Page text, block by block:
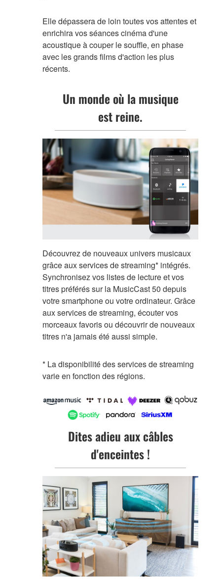
Elle dépassera de loin toutes vos attentes et
enrichira vos séances cinéma d'une
acoustique à couper le souffle, en phase
avec les grands films d'action les plus
récents.
Un monde où la musique
est reine.
Découvrez de nouveaux univers musicaux
grâce aux services de streaming* intégrés.
Synchronisez vos listes de lecture et vos
titres préférés sur la MusicCast 50 depuis
votre smartphone ou votre ordinateur. Grâce
aux services de streaming, écouter vos
morceaux favoris ou découvrir de nouveaux
titres n'a jamais été aussi simple.
* La disponibilité des services de streaming
varie en fonction des régions.
Dites adieu aux câbles
d'enceintes !